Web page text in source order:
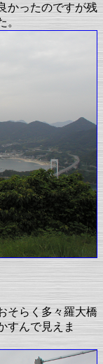
かったのですが残
。
そらく多々羅大橋
すんで見えま